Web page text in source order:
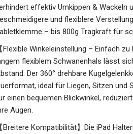
effektiv Umkippen & Wackeln
und flexiblere
– bis 800g Tragkraft für
【Flexible Winkeleinstellung – Einfach
flexiblem Schwanenhals lässt
Der 360° drehbare
ideal für Liegen, Sitzen und
einen bequemen Blickwinkel,
Augen.
【Breitere Kompatibilität】Die iPad